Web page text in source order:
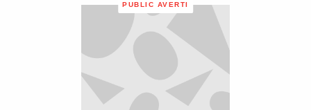
PUBLIC AVERTI